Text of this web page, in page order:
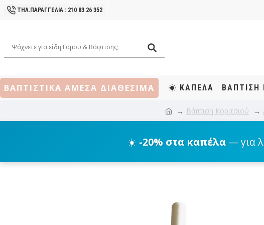
ΤΗΛ.ΠΑΡΑΓΓΕΛΙΑ : 210 83 26 352
ΒΑΠΤΙΣΤΙΚΑ ΑΜΕΣΑ ΔΙΑΘΕΣΙΜΑ ΚΑΠΕΛΑ ΒΆΠΤΙΣΗ
Βάπτιση Κοριτσιού
☀️ -20% στα καπέλα — για